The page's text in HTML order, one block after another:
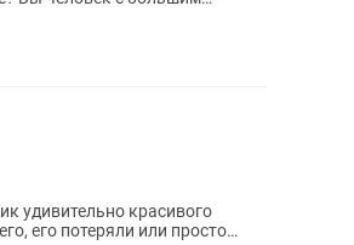
его потеряли или просто